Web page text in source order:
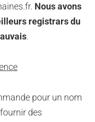
Nous avons
registrars du
.
pour un nom
des